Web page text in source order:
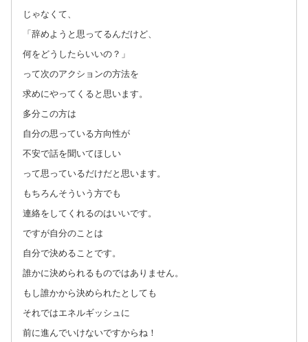
じゃなくて、
「辞めようと思ってるんだけど、
何をどうしたらいいの？」
って次のアクションの方法を
求めにやってくると思います。
多分この方は
自分の思っている方向性が
不安で話を聞いてほしい
って思っているだけだと思います。
もちろんそういう方でも
連絡をしてくれるのはいいです。
ですが自分のことは
自分で決めることです。
誰かに決められるものではありません。
もし誰かから決められたとしても
それではエネルギッシュに
前に進んでいけないですからね！